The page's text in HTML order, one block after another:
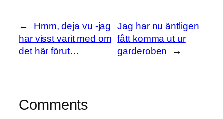
←
Hmm, deja vu -jag
har visst varit med om
det här förut…
Jag har nu äntligen
fått komma ut ur
garderoben
→
Comments